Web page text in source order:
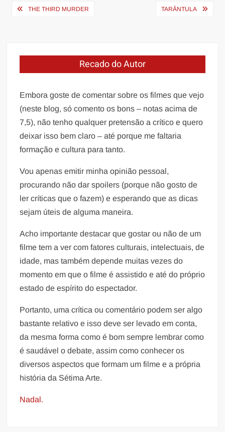
Navegação
THE THIRD MURDER TARÂNTULA
Recado do Autor
Embora goste de comentar sobre os filmes que vejo
(neste blog, só comento os bons – notas acima de
7,5), não tenho qualquer pretensão a crítico e quero
deixar isso bem claro – até porque me faltaria
formação e cultura para tanto.
Vou apenas emitir minha opinião pessoal,
procurando não dar spoilers (porque não gosto de
ler críticas que o fazem) e esperando que as dicas
sejam úteis de alguma maneira.
Acho importante destacar que gostar ou não de um
filme tem a ver com fatores culturais, intelectuais, de
idade, mas também depende muitas vezes do
momento em que o filme é assistido e até do próprio
estado de espírito do espectador.
Portanto, uma crítica ou comentário podem ser algo
bastante relativo e isso deve ser levado em conta,
da mesma forma como é bom sempre lembrar como
é saudável o debate, assim como conhecer os
diversos aspectos que formam um filme e a própria
história da Sétima Arte.
Nadal.